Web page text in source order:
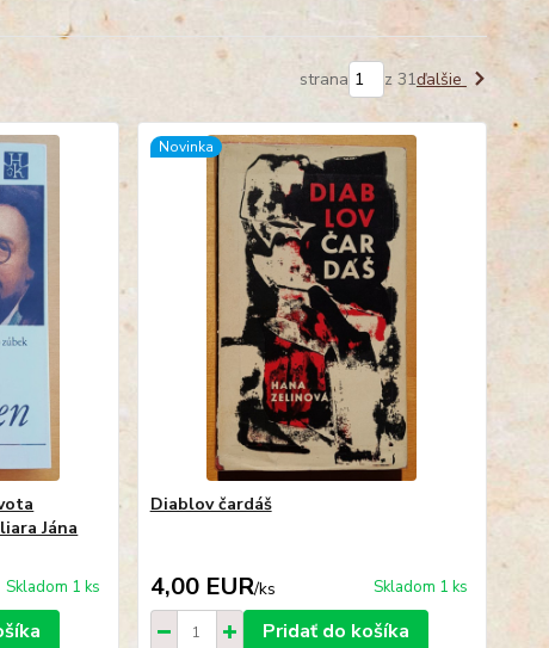
strana z 31ďalšie
Jána
Skladom 1 ks
Novinka
Diablov čardáš
4,00 EUR/ks Skladom 1 ks
Pridať do košíka